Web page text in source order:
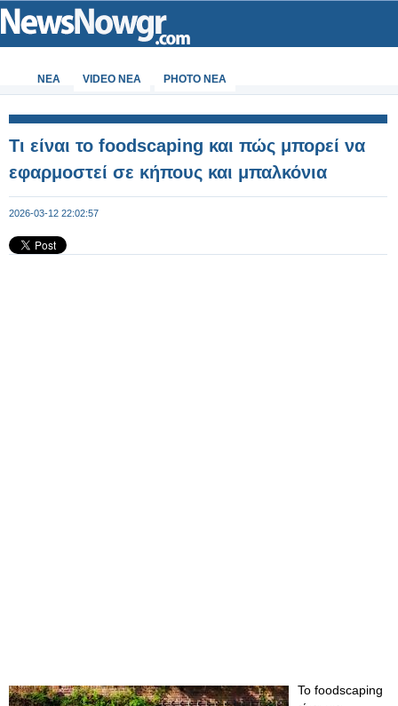
ΝΕΑ VIDEO NEA PHOTO NEA
Τι είναι το foodscaping και πώς μπορεί να
εφαρμοστεί σε κήπους και μπαλκόνια
2026-03-12 22:02:57
Το foodscaping